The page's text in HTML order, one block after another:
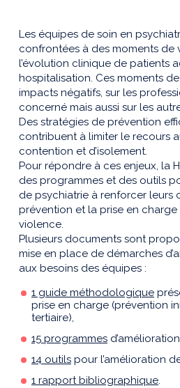
Les équipes de soin en
confrontées à des moments de
l’évolution clinique de patients
hospitalisation. Ces moments
impacts négatifs, sur les
concerné mais aussi sur les
Des stratégies de prévention
contribuent à limiter le recours
contention et d’isolement.
Pour répondre à ces enjeux, la
des programmes et des outils
de psychiatrie à renforcer leurs
prévention et la prise en
violence.
Plusieurs documents sont
mise en place de démarches
aux besoins des équipes :
1 guide méthodologique
prise en charge (prévention
tertiaire),
15 programmes
14 outils pour l’amélioration
1 rapport bibliographique.